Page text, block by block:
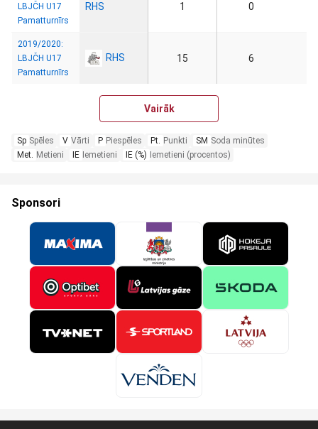
LBJČH U17
Pamatturnīrs
RHS 1 0
2019/2020:
LBJČH U17
Pamatturnīrs
RHS 15 6
Vairāk
Sp Spēles V Vārti P Piespēles Pt. Punkti SM Soda minūtes
Met. Metieni IE Iemetieni IE (%) Iemetieni (procentos)
Sponsori